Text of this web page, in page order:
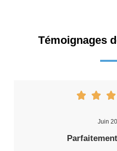
Témoignages
Juin